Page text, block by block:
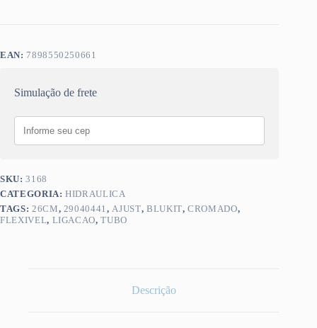
EAN: 7898550250661
Simulação de frete
SKU:3168
CATEGORIA:HIDRAULICA
TAGS: 26CM, 29040441,AJUST, BLUKIT,CROMADO,
FLEXIVEL, LIGACAO,TUBO
Descrição